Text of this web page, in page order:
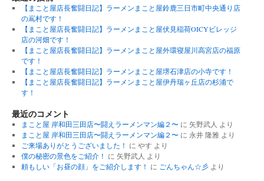
【まこと屋店長奮闘日記】ラーメンまこと屋鈴鹿三日市町中央通り店
の嶌村です！
【まこと屋店長奮闘日記】ラーメンまこと屋伏見稲荷OICYビレッジ
店の河畑です！
【まこと屋店長奮闘日記】ラーメンまこと屋外環寝屋川高宮店の福原
です！
【まこと屋店長奮闘日記】ラーメンまこと屋堺石津店の小寺です！
【まこと屋店長奮闘日記】ラーメンまこと屋伊丹瑞ヶ丘店の杉浦で
す！
最近のコメント
まこと屋 岸和田三田店〜闘えラーメンマン編２〜に 矢野武人 より
まこと屋 岸和田三田店〜闘えラーメンマン編２〜に 永井 隆雅より
ご来場ありがとうございました！ に やす より
僕の秘密の景色をご紹介！ に 矢野武人 より
頼もしい「お昼の顔」をご紹介します！ に ごんちゃん☆彡より